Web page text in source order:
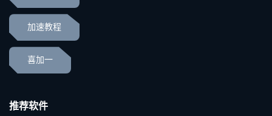
加速教程
喜加一
推荐软件